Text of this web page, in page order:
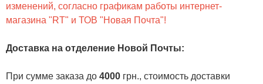
изменений, согласно графикам работы интернет-
магазина "RT" и ТОВ "Новая Почта"!
Доставка на отделение Новой Почты:
При сумме заказа до 4000 грн., стоимость доставки